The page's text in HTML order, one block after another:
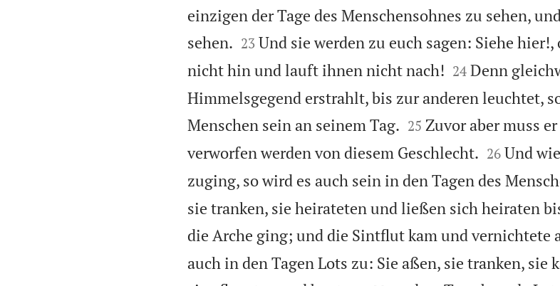
einzigen der Tage des Menschensohnes zu sehen,
sehen.
23 Und sie werden zu euch sagen: Siehe
nicht hin und lauft ihnen nicht nach!
24 Denn
Himmelsgegend erstrahlt, bis zur anderen leuchtet,
Menschen sein an seinem Tag.
25 Zuvor aber muss
verworfen werden von diesem Geschlecht.
26 Und
zuging, so wird es auch sein in den Tagen des
sie tranken, sie heirateten und ließen sich heiraten
die Arche ging; und die Sintflut kam und vernichtete
auch in den Tagen Lots zu: Sie aßen, sie tranken, sie